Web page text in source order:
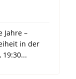
Jahre –
in der